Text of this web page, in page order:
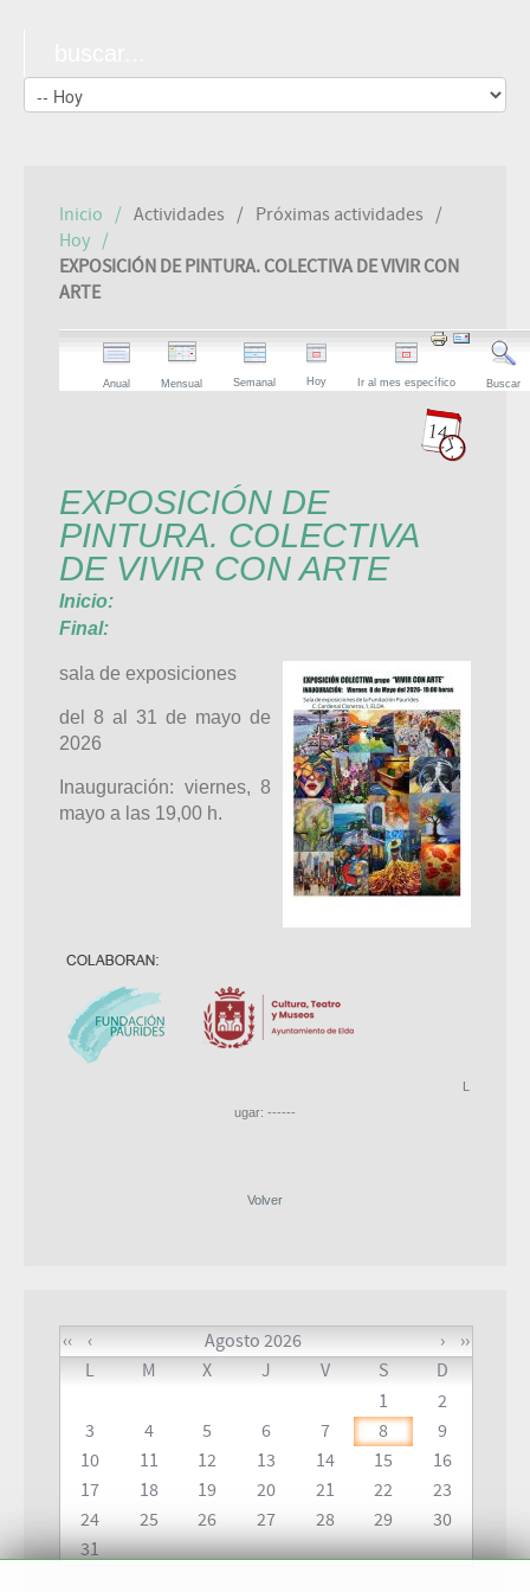
Inicio Actividades
Próximas actividades
Hoy
EXPOSICIÓN DE PINTURA. COLECTIVA DE VIVIR CON
ARTE
Anual Mensual Semanal Hoy Ir al mes específico Buscar
EXPOSICIÓN DE
PINTURA. COLECTIVA
DE VIVIR CON ARTE
Inicio:
Final:
sala de exposiciones
del 8 al 31 de mayo de
2026
Inauguración: viernes, 8
mayo a las 19,00 h.
L
ugar: ------
Volver
‹‹ ‹ Agosto 2026 ››
›
L
M X J V S
D
1
2
3
4 5 6 7 8
9
10
11 12 13 14 15
16
17
18 19 20 21 22
23
24
25 26 27 28 29
30
31